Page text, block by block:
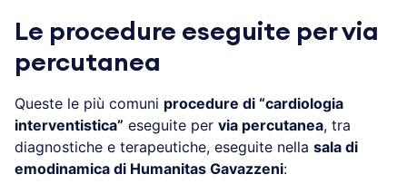
Le procedure eseguite per via
percutanea
Queste le più comuni procedure di “cardiologia
interventistica” eseguite per via percutanea, tra
diagnostiche e terapeutiche, eseguite nella sala di
emodinamica di Humanitas Gavazzeni: